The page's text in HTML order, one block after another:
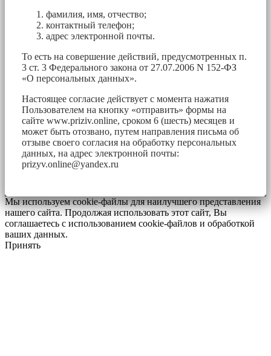
фамилия, имя, отчество;
контактный телефон;
адрес электронной почты.
То есть на совершение действий, предусмотренных п.
3 ст. 3 Федерального закона от 27.07.2006 N 152-ФЗ
«О персональных данных».
Настоящее согласие действует с момента нажатия
Пользователем на кнопку «отправить» формы на
сайте www.priziv.online, сроком 6 (шесть) месяцев и
может быть отозвано, путем направления письма об
отзыве своего согласия на обработку персональных
данных, на адрес электронной почты:
prizyv.online@yandex.ru
Мы используем cookie-файлы для наилучшего представления
нашего сайта. Продолжая использовать этот сайт, Вы
соглашаетесь с использованием cookie-файлов и обработкой
ваших данных.
Принять